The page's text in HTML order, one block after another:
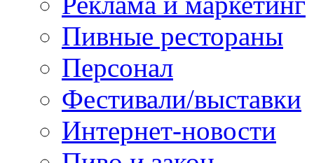
Пивные рестораны
Персонал
Фестивали/выставки
Интернет-новости